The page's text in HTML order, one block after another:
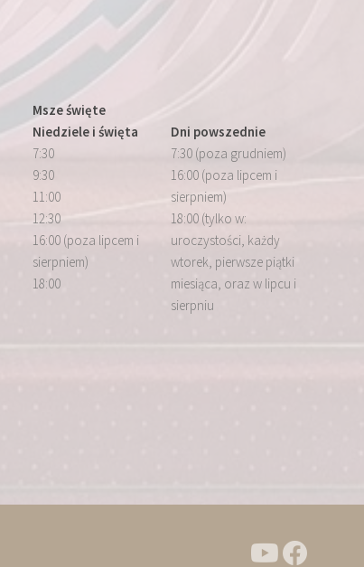
Msze święte
Niedziele i święta
7:30
9:30
11:00
12:30
16:00 (poza lipcem i
sierpniem)
18:00
Dni powszednie
7:30 (poza grudniem)
16:00 (poza lipcem i
sierpniem)
18:00 (tylko w:
uroczystości, każdy
wtorek, pierwsze piątki
miesiąca, oraz w lipcu i
sierpniu